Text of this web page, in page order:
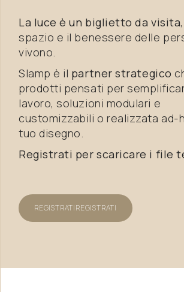
Plafoniere
La luce è un biglietto da visita
spazio e il benessere delle
vivono.
Slamp è il partner strategico
prodotti pensati per
lavoro, soluzioni modulari e
customizzabili o realizzata ad-
tuo disegno.
Registrati per scaricare i file
REGISTRATIREGISTRATI